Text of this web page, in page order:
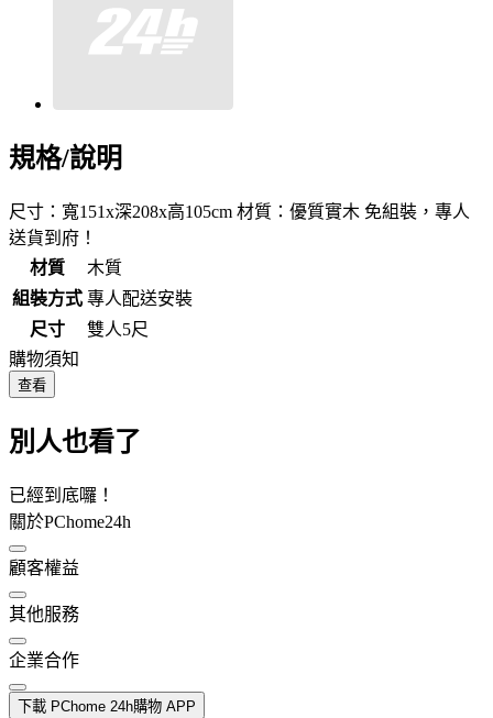
規格/說明
尺寸：寬151x深208x高105cm 材質：優質實木 免組裝，專人
送貨到府！
材質
木質
組裝方式 專人配送安裝
尺寸
雙人5尺
購物須知
查看
別人也看了
已經到底囉！
關於PChome24h
顧客權益
其他服務
企業合作
下載 PChome 24h購物 APP